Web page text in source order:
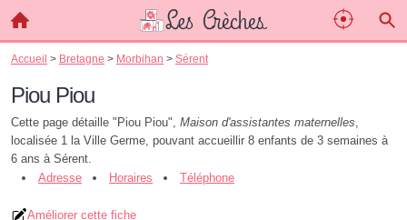
Accueil > Bretagne > Morbihan > Sérent
Piou Piou
Cette page détaille "Piou Piou", Maison d'assistantes maternelles,
localisée 1 la Ville Germe, pouvant accueillir 8 enfants de 3 semaines à
6 ans à Sérent.
Adresse
Horaires Téléphone
Améliorer cette fiche